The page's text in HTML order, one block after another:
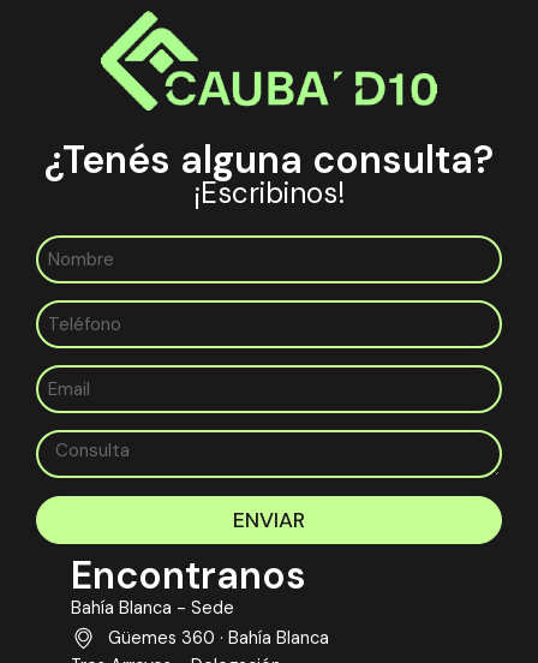
¿Tenés alguna consulta?
¡Escribinos!
ENVIAR
Encontranos
Bahía Blanca - Sede
Güemes 360 · Bahía Blanca